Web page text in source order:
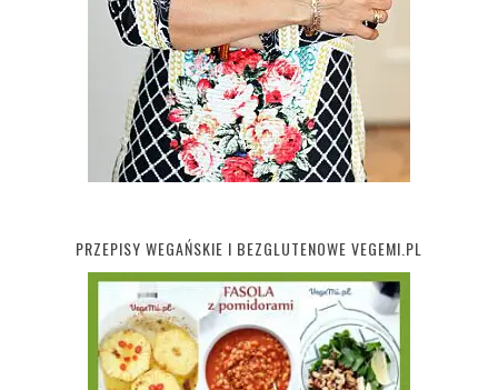
PRZEPISY WEGAŃSKIE I BEZGLUTENOWE VEGEMI.PL